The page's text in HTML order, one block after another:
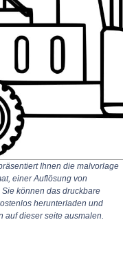
Ihnen die malvorlage
einer Auflösung von
Sie können das druckbare
herunterladen und
dieser seite ausmalen.